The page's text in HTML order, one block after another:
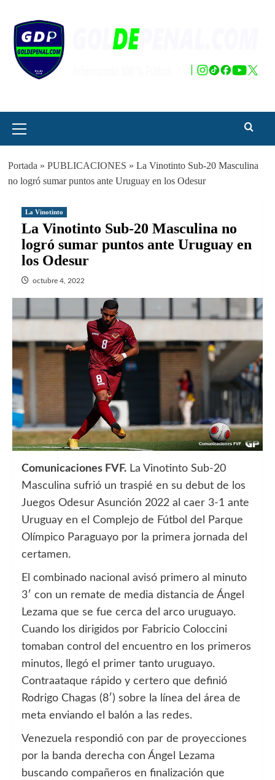
contenido
principal
Portada » PUBLICACIONES » La Vinotinto Sub-20 Masculina
no logró sumar puntos ante Uruguay en los Odesur
La Vinotinto
La Vinotinto Sub-20 Masculina no
logró sumar puntos ante Uruguay en
los Odesur
octubre 4, 2022
Comunicaciones FVF. La Vinotinto Sub-20
Masculina sufrió un traspié en su debut de los
Juegos Odesur Asunción 2022 al caer 3-1 ante
Uruguay en el Complejo de Fútbol del Parque
Olímpico Paraguayo por la primera jornada del
certamen.
El combinado nacional avisó primero al minuto
3′ con un remate de media distancia de Ángel
Lezama que se fue cerca del arco uruguayo.
Cuando los dirigidos por Fabricio Coloccini
tomaban control del encuentro en los primeros
minutos, llegó el primer tanto uruguayo.
Contraataque rápido y certero que definió
Rodrigo Chagas (8′) sobre la línea del área de
meta enviando el balón a las redes.
Venezuela respondió con par de proyecciones
por la banda derecha con Ángel Lezama
buscando compañeros en finalización que